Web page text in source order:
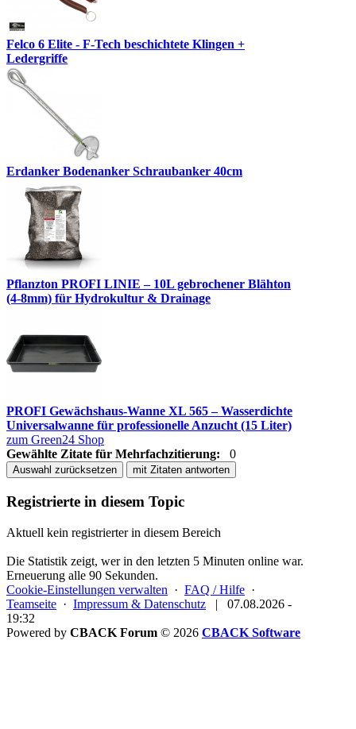
Felco 6 Elite - F-Tech beschichtete Klingen +
Ledergriffe
Erdanker Bodenanker Schraubanker 40cm
Pflanzton PROFI LINIE – 10L gebrochener Blähton
(4-8mm) für Hydrokultur & Drainage
PROFI Gewächshaus-Wanne XL 565 – Wasserdichte
Universalwanne für professionelle Anzucht (15 Liter)
zum Green24 Shop
Gewählte Zitate für Mehrfachzitierung:
0
Auswahl zurücksetzen mit Zitaten antworten
Registrierte in diesem Topic
Aktuell kein registrierter in diesem Bereich
Die Statistik zeigt, wer in den letzten 5 Minuten online war.
Erneuerung alle 90 Sekunden.
Cookie-Einstellungen verwalten · FAQ / Hilfe ·
Teamseite · Impressum & Datenschutz |
07.08.2026 -
19:32
Powered by CBACK Forum © 2026 CBACK Software